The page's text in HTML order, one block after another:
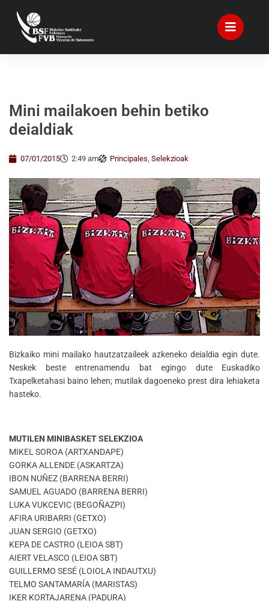
Mini mailakoen behin betiko
deialdiak
07/01/2015 2:49 am Principales, Selekzioak
Bizkaiko mini mailako hautzatzaileek azkeneko deialdia egin dute.
Neskek beste entrenamendu bat egingo dute Euskadiko
Txapelketahasi baino lehen; mutilak dagoeneko prest dira lehiaketa
hasteko.
MUTILEN MINIBASKET SELEKZIOA
MIKEL SOROA (ARTXANDAPE)
GORKA ALLENDE (ASKARTZA)
IBON NUÑEZ (BARRENA BERRI)
SAMUEL AGUADO (BARRENA BERRI)
LUKA VUKCEVIC (BEGOÑAZPI)
AFIRA URIBARRI (GETXO)
JUAN SERGIO (GETXO)
KEPA DE CASTRO (LEIOA SBT)
AIERT VELASCO (LEIOA SBT)
GUILLERMO SESÉ (LOIOLA INDAUTXU)
TELMO SANTAMARÍA (MARISTAS)
IKER KORTAJARENA (PADURA)